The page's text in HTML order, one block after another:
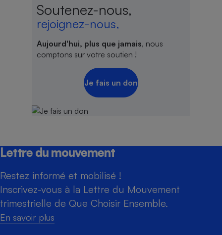
Soutenez-nous,
rejoignez-nous,
Aujourd'hui, plus que jamais, nous
comptons sur votre soutien !
Je fais un don
Lettre du mouvement
Restez informé et mobilisé !
Inscrivez-vous à la Lettre du Mouvement
trimestrielle de Que Choisir Ensemble.
En savoir plus